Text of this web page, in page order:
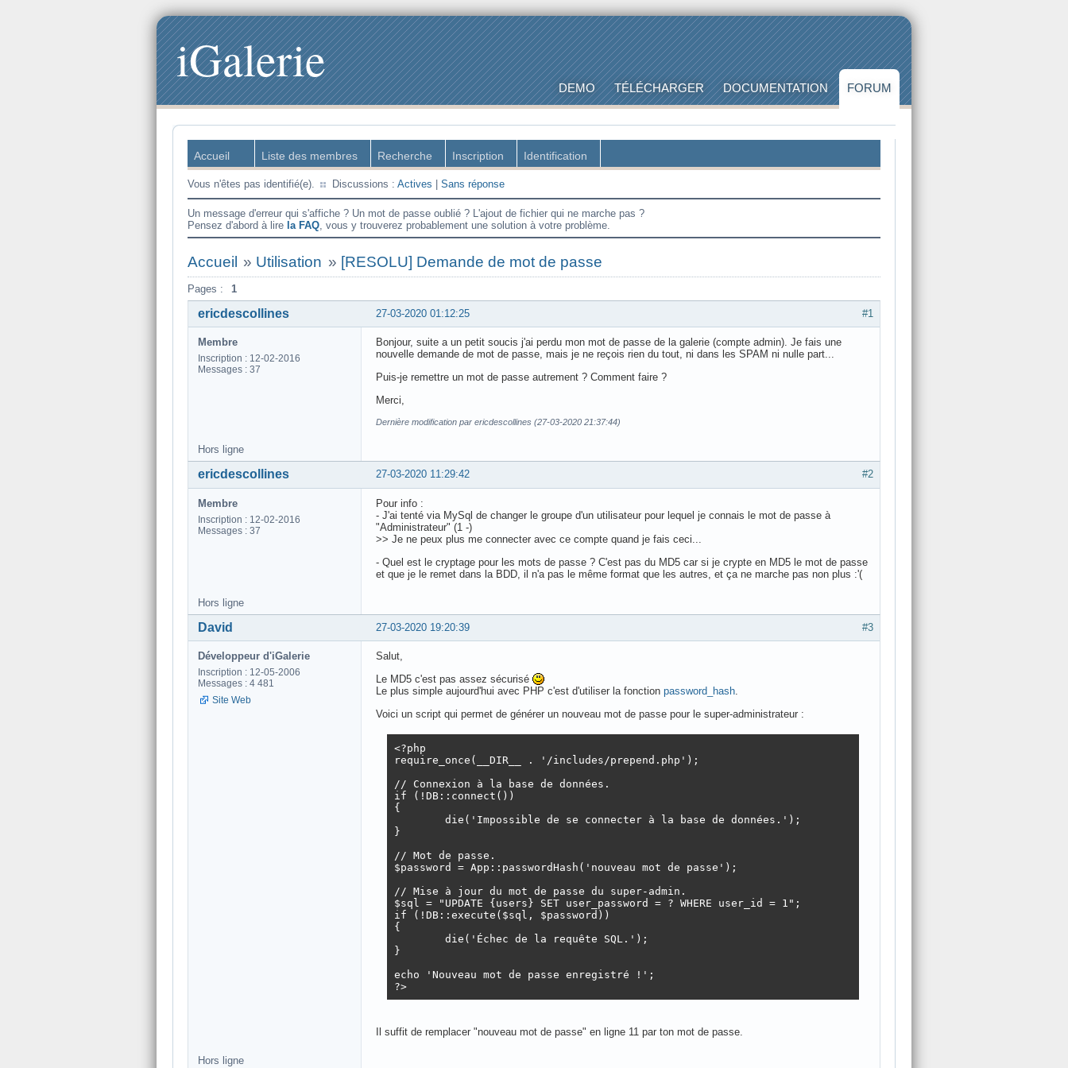
iGalerie DEMO TÉLÉCHARGER DOCUMENTATION FORUM
Accueil Liste des membres Recherche Inscription Identification
Vous n'êtes pas identifié(e). Discussions : Actives Sans réponse
Un message d'erreur qui s'affiche ? Un mot de passe oublié ? L'ajout de fichier qui ne marche pas ?
Pensez d'abord à lire la FAQ, vous y trouverez probablement une solution à votre problème.
Accueil » Utilisation » [RESOLU] Demande de mot de passe
Pages : 1
#1
27-03-2020 01:12:25
ericdescollines
Membre
Inscription : 12-02-2016
Messages : 37
Bonjour, suite a un petit soucis j'ai perdu mon mot de passe de la galerie (compte admin). Je fais une
nouvelle demande de mot de passe, mais je ne reçois rien du tout, ni dans les SPAM ni nulle part...
Puis-je remettre un mot de passe autrement ? Comment faire ?
Merci,
Dernière modification par ericdescollines (27-03-2020 21:37:44)
Hors ligne
#2
27-03-2020 11:29:42
ericdescollines
Membre
Inscription : 12-02-2016
Messages : 37
Pour info :
- J'ai tenté via MySql de changer le groupe d'un utilisateur pour lequel je connais le mot de passe à
"Administrateur" (1 -)
>> Je ne peux plus me connecter avec ce compte quand je fais ceci...
- Quel est le cryptage pour les mots de passe ? C'est pas du MD5 car si je crypte en MD5 le mot de passe
et que je le remet dans la BDD, il n'a pas le même format que les autres, et ça ne marche pas non plus :'(
Hors ligne
#3
27-03-2020 19:20:39
David
Développeur d'iGalerie
Inscription : 12-05-2006
Messages : 4 481
Site Web
Salut,
Le MD5 c'est pas assez sécurisé
Le plus simple aujourd'hui avec PHP c'est d'utiliser la fonction password_hash.
Voici un script qui permet de générer un nouveau mot de passe pour le super-administrateur :
<?php
require_once(__DIR__ . '/includes/prepend.php');
// Connexion à la base de données.
if (!DB::connect())
{
	die('Impossible de se connecter à la base de données.');
}
// Mot de passe.
$password = App::passwordHash('nouveau mot de passe');
// Mise à jour du mot de passe du super-admin.
$sql = "UPDATE {users} SET user_password = ? WHERE user_id = 1";
if (!DB::execute($sql, $password))
{
	die('Échec de la requête SQL.');
}
echo 'Nouveau mot de passe enregistré !';
?>
Il suffit de remplacer "nouveau mot de passe" en ligne 11 par ton mot de passe.
Hors ligne